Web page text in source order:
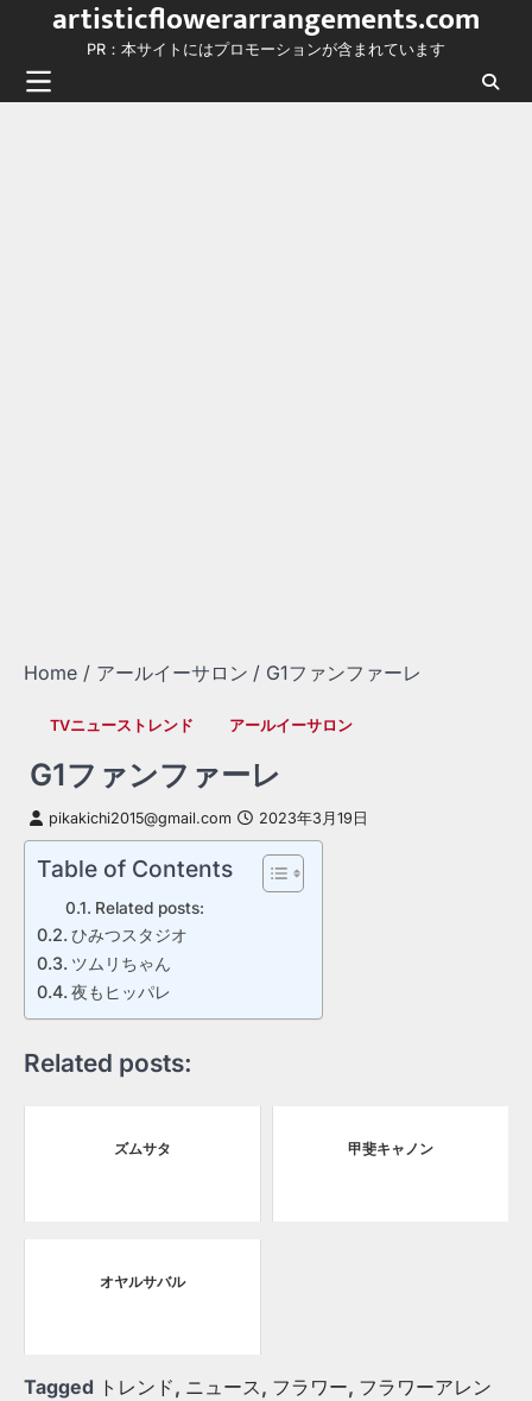
content
artisticflowerarrangements.com
PR：本サイトにはプロモーションが含まれています
Home アールイーサロン G1ファンファーレ
TVニューストレンド アールイーサロン
G1ファンファーレ
pikakichi2015@gmail.com 2023年3月19日
Table of Contents
Related posts:
ひみつスタジオ
ツムリちゃん
夜もヒッパレ
Related posts:
ズムサタ 甲斐キャノン
オヤルサバル
Tagged トレンド, ニュース, フラワー, フラワーアレン